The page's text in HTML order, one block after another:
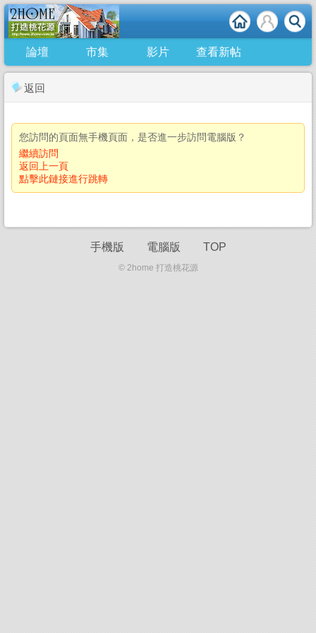
論壇 市集 影片 查看新帖
返回
您訪問的頁面無手機頁面，是否進一步訪問電腦版？
繼續訪問
返回上一頁
點擊此鏈接進行跳轉
手機版 電腦版 TOP
© 2home 打造桃花源